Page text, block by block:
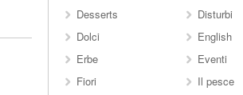
Desserts
Disturbi
Dolci
English
Erbe
Eventi
Fiori
Il pesce